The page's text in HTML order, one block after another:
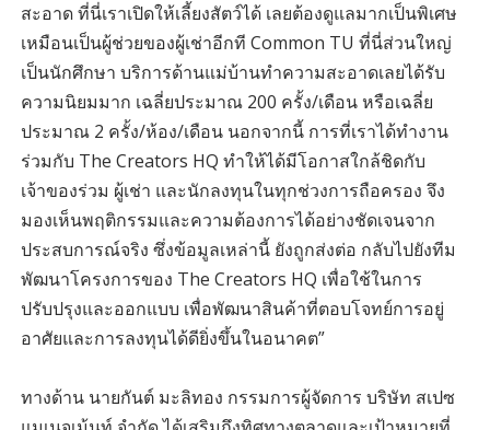
สะอาด ที่นี่เราเปิดให้เลี้ยงสัตว์ได้ เลยต้องดูแลมากเป็นพิเศษ
เหมือนเป็นผู้ช่วยของผู้เช่าอีกที Common TU ที่นี่ส่วนใหญ่
เป็นนักศึกษา บริการด้านแม่บ้านทำความสะอาดเลยได้รับ
ความนิยมมาก เฉลี่ยประมาณ 200 ครั้ง/เดือน หรือเฉลี่ย
ประมาณ 2 ครั้ง/ห้อง/เดือน นอกจากนี้ การที่เราได้ทำงาน
ร่วมกับ The Creators HQ ทำให้ได้มีโอกาสใกล้ชิดกับ
เจ้าของร่วม ผู้เช่า และนักลงทุนในทุกช่วงการถือครอง จึง
มองเห็นพฤติกรรมและความต้องการได้อย่างชัดเจนจาก
ประสบการณ์จริง ซึ่งข้อมูลเหล่านี้ ยังถูกส่งต่อ กลับไปยังทีม
พัฒนาโครงการของ The Creators HQ เพื่อใช้ในการ
ปรับปรุงและออกแบบ เพื่อพัฒนาสินค้าที่ตอบโจทย์การอยู่
อาศัยและการลงทุนได้ดียิ่งขึ้นในอนาคต”
ทางด้าน นายกันต์ มะลิทอง กรรมการผู้จัดการ บริษัท สเปซ